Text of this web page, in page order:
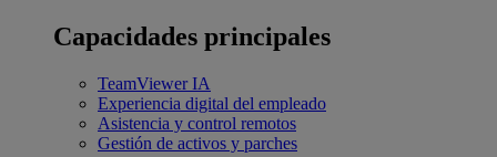
Capacidades principales
TeamViewer IA
Experiencia digital del empleado
Asistencia y control remotos
Gestión de activos y parches